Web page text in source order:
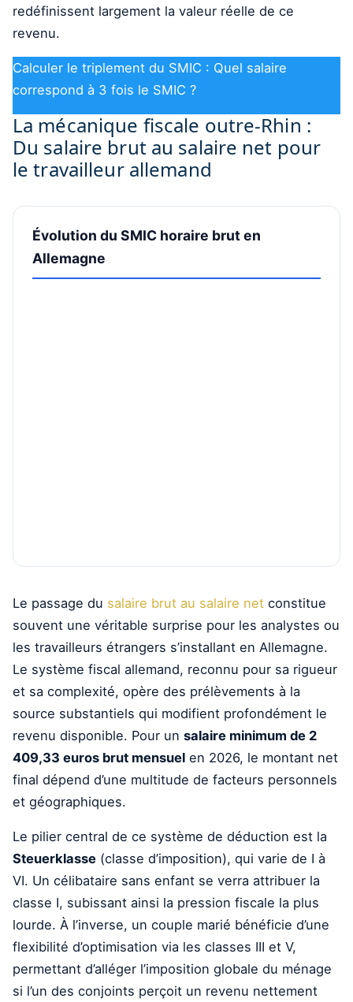
redéfinissent largement la valeur réelle de ce
revenu.
Calculer le triplement du SMIC : Quel salaire
correspond à 3 fois le SMIC ?
La mécanique fiscale outre-Rhin :
Du salaire brut au salaire net pour
le travailleur allemand
Évolution du SMIC horaire brut en
Allemagne
Le passage du salaire brut au salaire net constitue
souvent une véritable surprise pour les analystes ou
les travailleurs étrangers s’installant en Allemagne.
Le système fiscal allemand, reconnu pour sa rigueur
et sa complexité, opère des prélèvements à la
source substantiels qui modifient profondément le
revenu disponible. Pour un salaire minimum de 2
409,33 euros brut mensuel en 2026, le montant net
final dépend d’une multitude de facteurs personnels
et géographiques.
Le pilier central de ce système de déduction est la
Steuerklasse (classe d’imposition), qui varie de I à
VI. Un célibataire sans enfant se verra attribuer la
classe I, subissant ainsi la pression fiscale la plus
lourde. À l’inverse, un couple marié bénéficie d’une
flexibilité d’optimisation via les classes III et V,
permettant d’alléger l’imposition globale du ménage
si l’un des conjoints perçoit un revenu nettement